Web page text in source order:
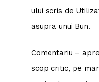
ului scris de
asupra unui Bun.
Comentariu –
scop critic, pe